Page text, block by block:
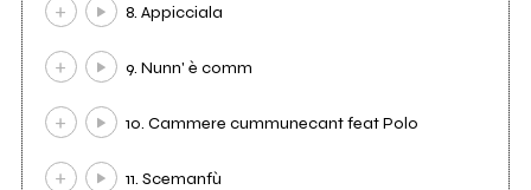
8. Appicciala
9. Nunn' è comm
10. Cammere cummunecant feat Polo
11. Scemanfù